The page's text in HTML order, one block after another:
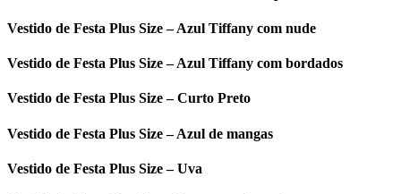
Vestido de Festa Plus Size – Azul Tiffany com nude
Vestido de Festa Plus Size – Azul Tiffany com bordados
Vestido de Festa Plus Size – Curto Preto
Vestido de Festa Plus Size – Azul de mangas
Vestido de Festa Plus Size – Uva